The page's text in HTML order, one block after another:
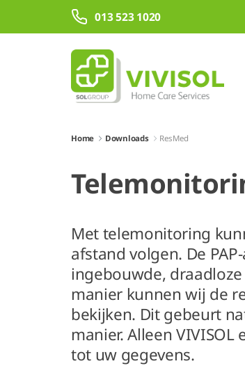
Overslaan en naar hoofdinhoud gaan
013 523 1020
Home Downloads ResMed
Met telemonitoring
afstand volgen. De
ingebouwde,
manier kunnen wij de
bekijken. Dit gebeurt
manier. Alleen
tot uw gegevens.